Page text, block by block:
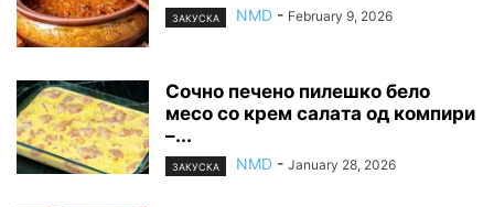
ЗАКУСКА NMD - February 9, 2026
Сочно печено пилешко бело
месо со крем салата од компири
–...
ЗАКУСКА NMD - January 28, 2026